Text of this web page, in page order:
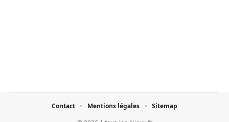
Contact Mentions légales Sitemap